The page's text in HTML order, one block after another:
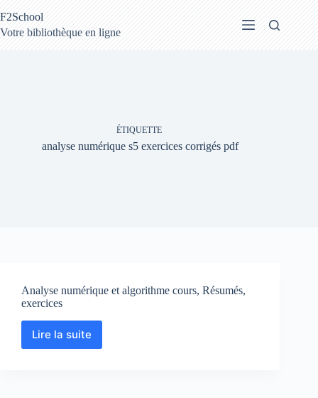
au
contenu
F2School
Votre bibliothèque en ligne
ÉTIQUETTE
analyse numérique s5 exercices corrigés pdf
Analyse numérique et algorithme cours, Résumés,
exercices
Lire la suite
Analyse